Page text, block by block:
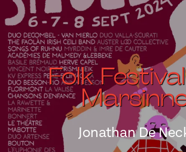
Folk
Jonathan De